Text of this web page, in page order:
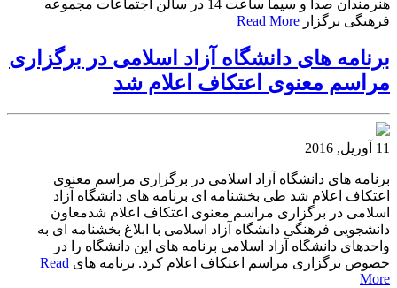
هنرمندان صدا و سیما ساعت 14 در سالن اجتماعات مجموعه
فرهنگی برگزار Read More
برنامه های دانشگاه آزاد اسلامی در برگزاری
مراسم معنوی اعتکاف اعلام شد
11 آوریل, 2016
برنامه های دانشگاه آزاد اسلامی در برگزاری مراسم معنوی
اعتکاف اعلام شد طی بخشنامه ای برنامه های دانشگاه آزاد
اسلامی در برگزاری مراسم معنوی اعتکاف اعلام شدمعاون
دانشجویی فرهنگی دانشگاه آزاد اسلامی با ابلاغ بخشنامه ای به
واحدهای دانشگاه آزاد اسلامی برنامه های این دانشگاه را در
خصوص برگزاری مراسم اعتکاف اعلام کرد. برنامه های Read
More